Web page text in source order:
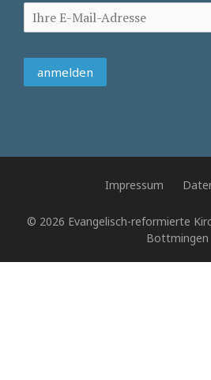
Impressum
© 2026 Evangelisch-reformierte
Bottmingen